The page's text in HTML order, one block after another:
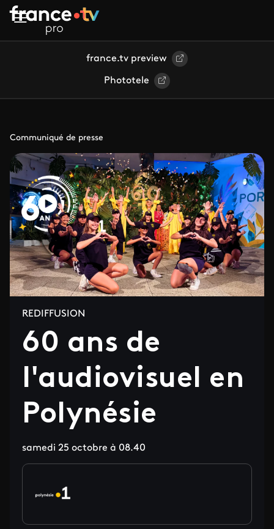
Aller au contenu principal
france.tv preview
Phototele
Communiqué de presse
REDIFFUSION
60 ans de
l'audiovisuel en
Polynésie
samedi 25 octobre à 08.40